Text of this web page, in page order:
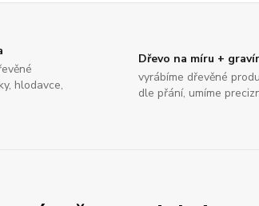
hlodavce,
Dřevo na míru +
vyrábíme dřevěné
dle přání, umíme